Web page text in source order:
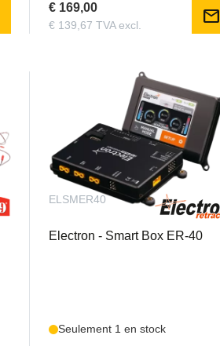
€ 169,00
€ 139,67 TVA excl. mail
ELSMER40
Electron - Smart Box ER-40
Seulement 1 en stock